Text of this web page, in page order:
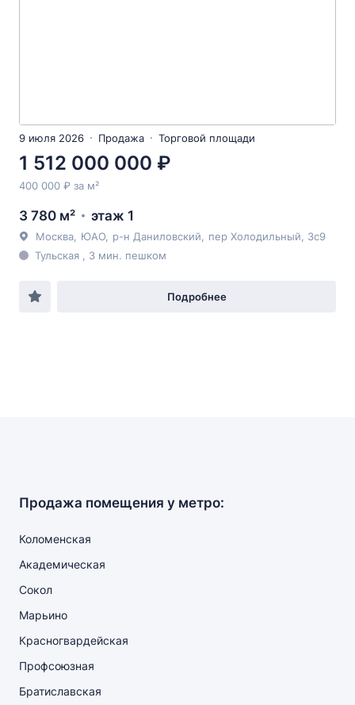
9 июля 2026 Продажа Торговой площади
1 512 000 000 ₽
400 000 ₽ за м²
3 780 м² этаж 1
Москва ЮАО р-н Даниловский пер Холодильный , 3с9
Тульская , 3 мин. пешком
Подробнее
Продажа помещения у метро:
Коломенская
Академическая
Сокол
Марьино
Красногвардейская
Профсоюзная
Братиславская